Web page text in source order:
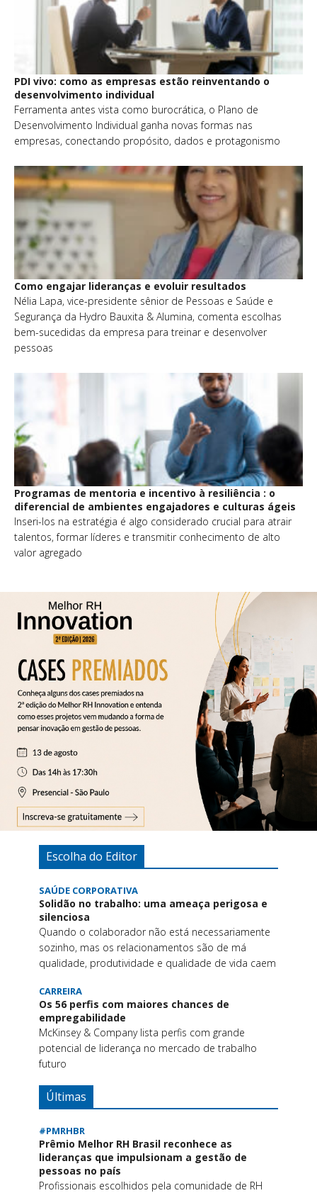
PDI vivo: como as empresas estão reinventando o
desenvolvimento individual
Ferramenta antes vista como burocrática, o Plano de
Desenvolvimento Individual ganha novas formas nas
empresas, conectando propósito, dados e protagonismo
Como engajar lideranças e evoluir resultados
Nélia Lapa, vice-presidente sênior de Pessoas e Saúde e
Segurança da Hydro Bauxita & Alumina, comenta escolhas
bem-sucedidas da empresa para treinar e desenvolver
pessoas
Programas de mentoria e incentivo à resiliência : o
diferencial de ambientes engajadores e culturas ágeis
Inseri-los na estratégia é algo considerado crucial para atrair
talentos, formar líderes e transmitir conhecimento de alto
valor agregado
Escolha do Editor
SAÚDE CORPORATIVA
Solidão no trabalho: uma ameaça perigosa e
silenciosa
Quando o colaborador não está necessariamente
sozinho, mas os relacionamentos são de má
qualidade, produtividade e qualidade de vida caem
CARREIRA
Os 56 perfis com maiores chances de
empregabilidade
McKinsey & Company lista perfis com grande
potencial de liderança no mercado de trabalho
futuro
Últimas
#PMRHBR
Prêmio Melhor RH Brasil reconhece as
lideranças que impulsionam a gestão de
pessoas no país
Profissionais escolhidos pela comunidade de RH